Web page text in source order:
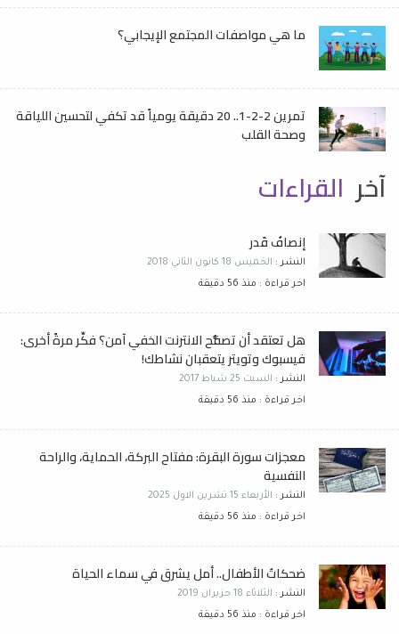
ما هي مواصفات المجتمع الإيجابي؟
تمرين 2-2-1.. 20 دقيقة يومياً قد تكفي لتحسين اللياقة
وصحة القلب
آخر القراءات
إنصافُ قَدر
النشر : الخميس 18 كانون الثاني 2018
اخر قراءة : منذ 56 دقيقة
هل تعتقد أن تصفُّح الانترنت الخفي آمن؟ فكِّر مرةً أخرى:
فيسبوك وتويتر يتعقبان نشاطك!
النشر : السبت 25 شباط 2017
اخر قراءة : منذ 56 دقيقة
معجزات سورة البقرة: مفتاح البركة، الحماية، والراحة
النفسية
النشر : الأربعاء 15 تشرين الاول 2025
اخر قراءة : منذ 56 دقيقة
ضحكاتُ الأطفال.. أمل يشرق في سماء الحياة
النشر : الثلاثاء 18 حزيران 2019
اخر قراءة : منذ 56 دقيقة